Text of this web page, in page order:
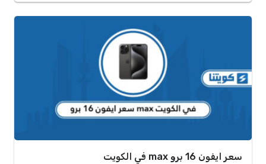
سعر ايفون 16 برو max في الكويت